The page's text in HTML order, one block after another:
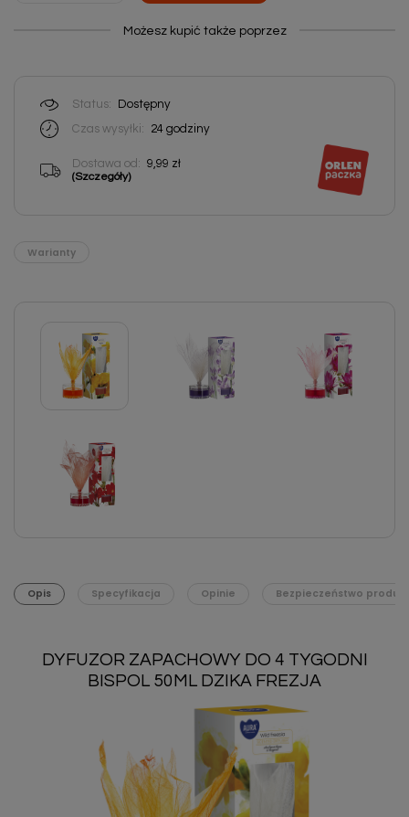
Możesz kupić także poprzez
Status:
Dostępny
Czas wysyłki:
24 godziny
Dostawa od: 9,99 zł
(Szczegóły)
Warianty
Opis Specyfikacja Opinie Bezpieczeństwo
DYFUZOR ZAPACHOWY DO 4 TYGODNI
BISPOL 50ML DZIKA FREZJA